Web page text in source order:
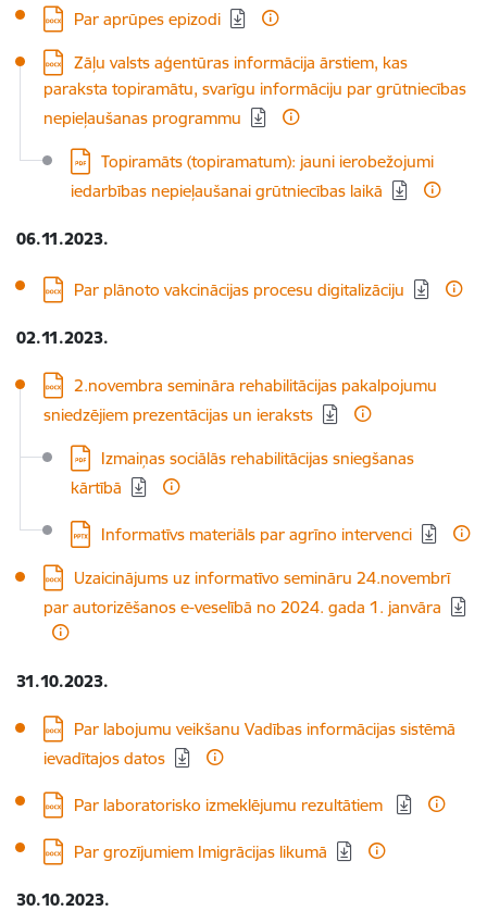
Lejupielādēt:
Par aprūpes epizodi
Lejupielādēt:
Zāļu valsts aģentūras informācija ārstiem, kas
paraksta topiramātu, svarīgu informāciju par grūtniecības
nepieļaušanas programmu
Lejupielādēt:
Topiramāts (topiramatum): jauni ierobežojumi
iedarbības nepieļaušanai grūtniecības laikā
06.11.2023.
Lejupielādēt:
Par plānoto vakcinācijas procesu digitalizāciju
02.11.2023.
Lejupielādēt:
2.novembra semināra rehabilitācijas pakalpojumu
sniedzējiem prezentācijas un ieraksts
Lejupielādēt:
Izmaiņas sociālās rehabilitācijas sniegšanas
kārtībā
Lejupielādēt:
Informatīvs materiāls par agrīno intervenci
Lejupielādēt:
Uzaicinājums uz informatīvo semināru 24.novembrī
par autorizēšanos e-veselībā no 2024. gada 1. janvāra
31.10.2023.
Lejupielādēt:
Par labojumu veikšanu Vadības informācijas sistēmā
ievadītajos datos
Lejupielādēt:
Par laboratorisko izmeklējumu rezultātiem
Lejupielādēt:
Par grozījumiem Imigrācijas likumā
30.10.2023.